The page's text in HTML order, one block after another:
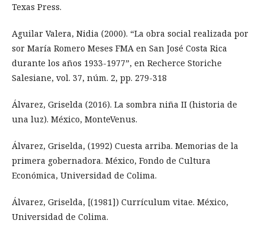
Texas Press.
Aguilar Valera, Nidia (2000). “La obra social realizada por
sor María Romero Meses FMA en San José Costa Rica
durante los años 1933-1977”, en Recherce Storiche
Salesiane, vol. 37, núm. 2, pp. 279-318
Álvarez, Griselda (2016). La sombra niña II (historia de
una luz). México, MonteVenus.
Álvarez, Griselda, (1992) Cuesta arriba. Memorias de la
primera gobernadora. México, Fondo de Cultura
Económica, Universidad de Colima.
Álvarez, Griselda, [(1981]) Currículum vitae. México,
Universidad de Colima.